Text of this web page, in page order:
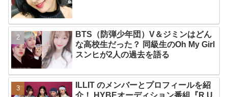
BTS（防弾少年団）V＆ジミンはどん
な高校生だった？ 同級生のOh My Girl
スンヒが2人の過去を語る
ILLIT のメンバーとプロフィールを紹
介！ HYBEオーディション番組『R U